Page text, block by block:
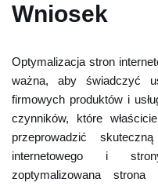
Wniosek
Optymalizacja stron
ważna, aby świadczyć
firmowych produktów i
czynników, które
przeprowadzić
internetowego i
zoptymalizowana